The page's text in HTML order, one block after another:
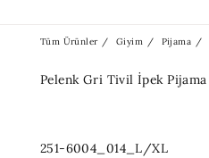
Tüm Ürünler Giyim Pijama
Pelenk Gri Tivil İpek
251-6004_014_L/XL